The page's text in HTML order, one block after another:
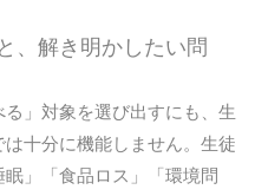
、解き明かしたい問
」対象を選び出すにも、生
十分に機能しません。生徒
」「食品ロス」「環境問